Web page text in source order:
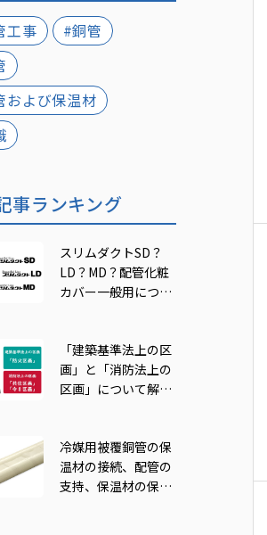
工事
#銅管
および保温材
事ランキング
スリムダクトSD？
LD？MD？配管化粧
カバー一般用につい
「建築基準法上の区
画」と「消防法上の
区画」について解
冷媒用被覆銅管の保
温材の接続、配管の
支持、保温材の保護